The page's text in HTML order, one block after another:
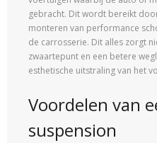
gebracht. Dit wordt bereikt
monteren van performance
de carrosserie. Dit alles zorgt
zwaartepunt en een betere
esthetische uitstraling van het
Voordelen van
suspension